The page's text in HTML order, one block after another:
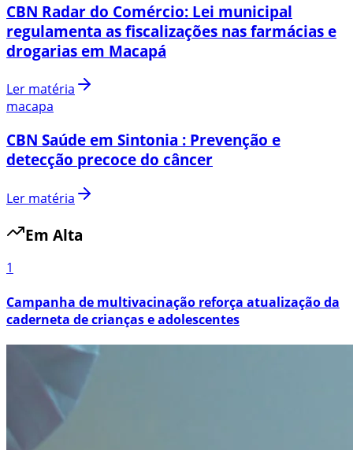
CBN Radar do Comércio: Lei municipal
regulamenta as fiscalizações nas farmácias e
drogarias em Macapá
Ler matéria
macapa
CBN Saúde em Sintonia : Prevenção e
detecção precoce do câncer
Ler matéria
Em Alta
1
Campanha de multivacinação reforça atualização da
caderneta de crianças e adolescentes